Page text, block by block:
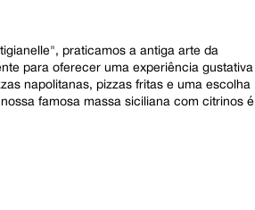
praticamos a antiga arte da
para oferecer uma experiência gustativa
napolitanas, pizzas fritas e uma escolha
famosa massa siciliana com citrinos é